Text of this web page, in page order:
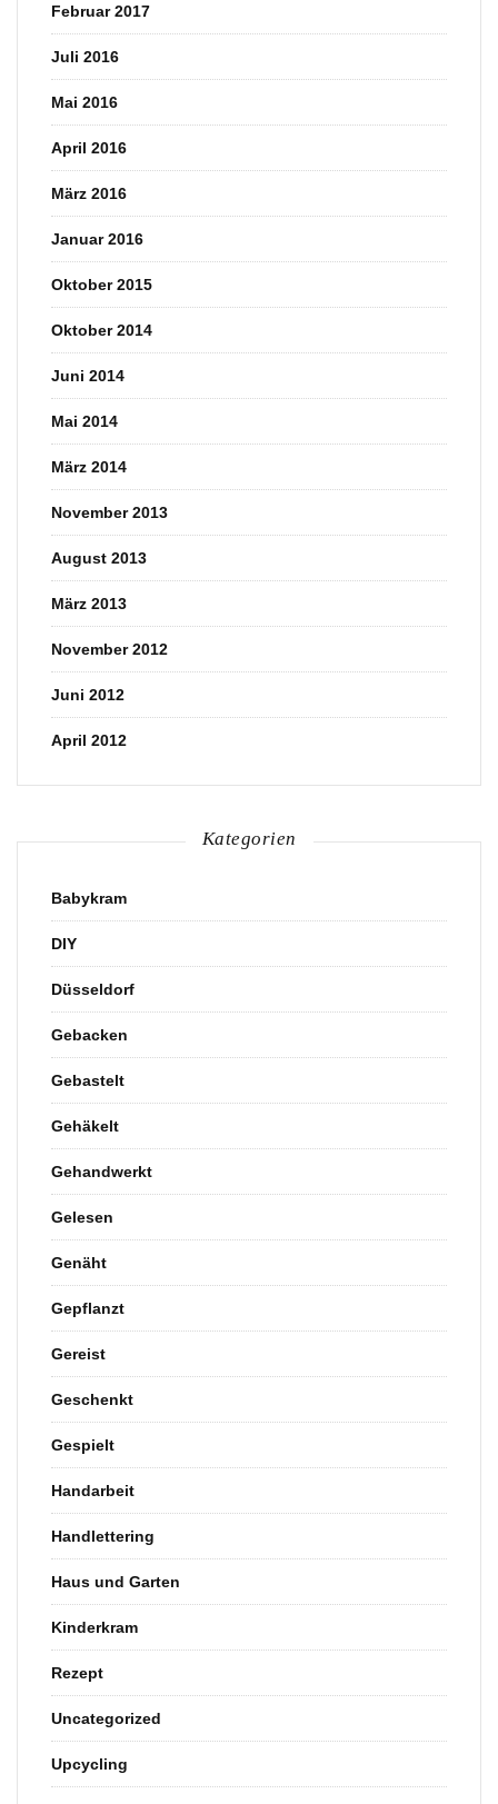
Februar 2017
Juli 2016
Mai 2016
April 2016
März 2016
Januar 2016
Oktober 2015
Oktober 2014
Juni 2014
Mai 2014
März 2014
November 2013
August 2013
März 2013
November 2012
Juni 2012
April 2012
Kategorien
Babykram
DIY
Düsseldorf
Gebacken
Gebastelt
Gehäkelt
Gehandwerkt
Gelesen
Genäht
Gepflanzt
Gereist
Geschenkt
Gespielt
Handarbeit
Handlettering
Haus und Garten
Kinderkram
Rezept
Uncategorized
Upcycling